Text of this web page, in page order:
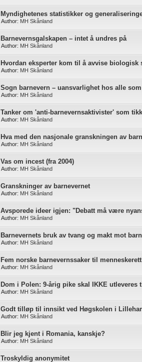
Myndighetenes statistikker og
Author: MH Skånland
Barnevernsgalskapen – intet å undres på
Author: MH Skånland
Hvordan eksperter kom til å avvise biologisk
Author: MH Skånland
Sogn barnevern – uansvarlighet hos alle
Author: MH Skånland
Tanker om 'anti-barnevernsaktivister' som
Author: MH Skånland
Hva med den nasjonale granskningen av
Author: MH Skånland
Vas om incest (fra 2004)
Author: MH Skånland
Granskninger av barnevernet
Author: MH Skånland
Avsporede ideer igjen: "Debatt må være
Author: MH Skånland
Barnevernets bruk av tvang og makt mot barn
Author: MH Skånland
Fem norske barnevernssaker til
Author: MH Skånland
Dom i Polen: 9-årig pike skal IKKE utleveres
Author: MH Skånland
Godt tilløp til innsikt ved Høgskolen i
Author: MH Skånland
Blir jeg kjent i Romania, kanskje?
Author: MH Skånland
Troskyldig anonymitet